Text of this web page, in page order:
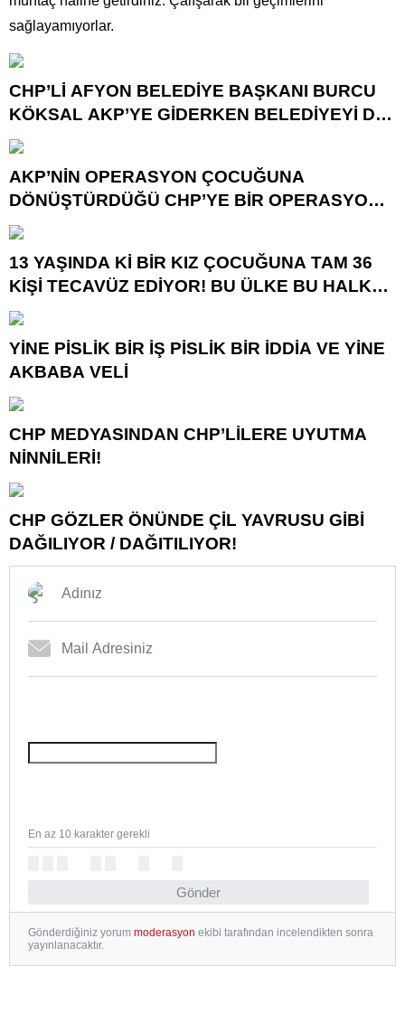
sağlayamıyorlar.
CHP’Lİ AFYON BELEDİYE BAŞKANI BURCU
KÖKSAL AKP’YE GİDERKEN BELEDİYEYİ DE
GÖTÜRÜYOR!
AKP’NİN OPERASYON ÇOCUĞUNA
DÖNÜŞTÜRDÜĞÜ CHP’YE BİR OPERASYON
DAHA!
13 YAŞINDA Kİ BİR KIZ ÇOCUĞUNA TAM 36
KİŞİ TECAVÜZ EDİYOR! BU ÜLKE BU HALK
NEREYE SAVRULDU NASIL SAVRULDU!
YİNE PİSLİK BİR İŞ PİSLİK BİR İDDİA VE YİNE
AKBABA VELİ
CHP MEDYASINDAN CHP’LİLERE UYUTMA
NİNNİLERİ!
CHP GÖZLER ÖNÜNDE ÇİL YAVRUSU GİBİ
DAĞILIYOR / DAĞITILIYOR!
Gönder
En az 10 karakter gerekli
Gönderdiğiniz yorum moderasyon ekibi tarafından incelendikten sonra
yayınlanacaktır.